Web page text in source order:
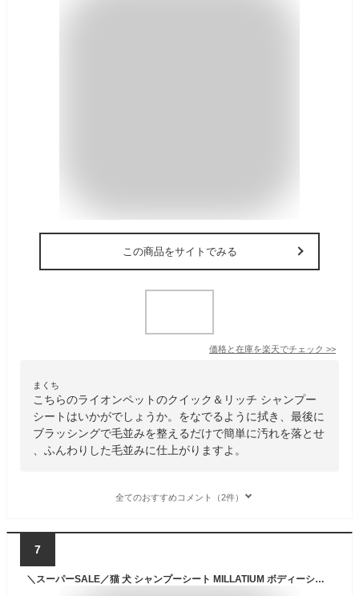
この商品をサイトでみる
価格と在庫を楽天でチェック >>
まくち
こちらのライオンペットのクイック＆リッチ シャンプー
シートはいかがでしょうか。をなでるように拭き、最後に
ブラッシングで毛並みを整えるだけで簡単に汚れを落とせ
、ふんわりした毛並みに仕上がりますよ。
全てのおすすめコメント（2件）
7
＼スーパーSALE／猫 犬 シャンプーシート MILLATIUM ボディーシート 足拭き ウェットグローブ 除菌99.9％ 舐めても安心 GTR